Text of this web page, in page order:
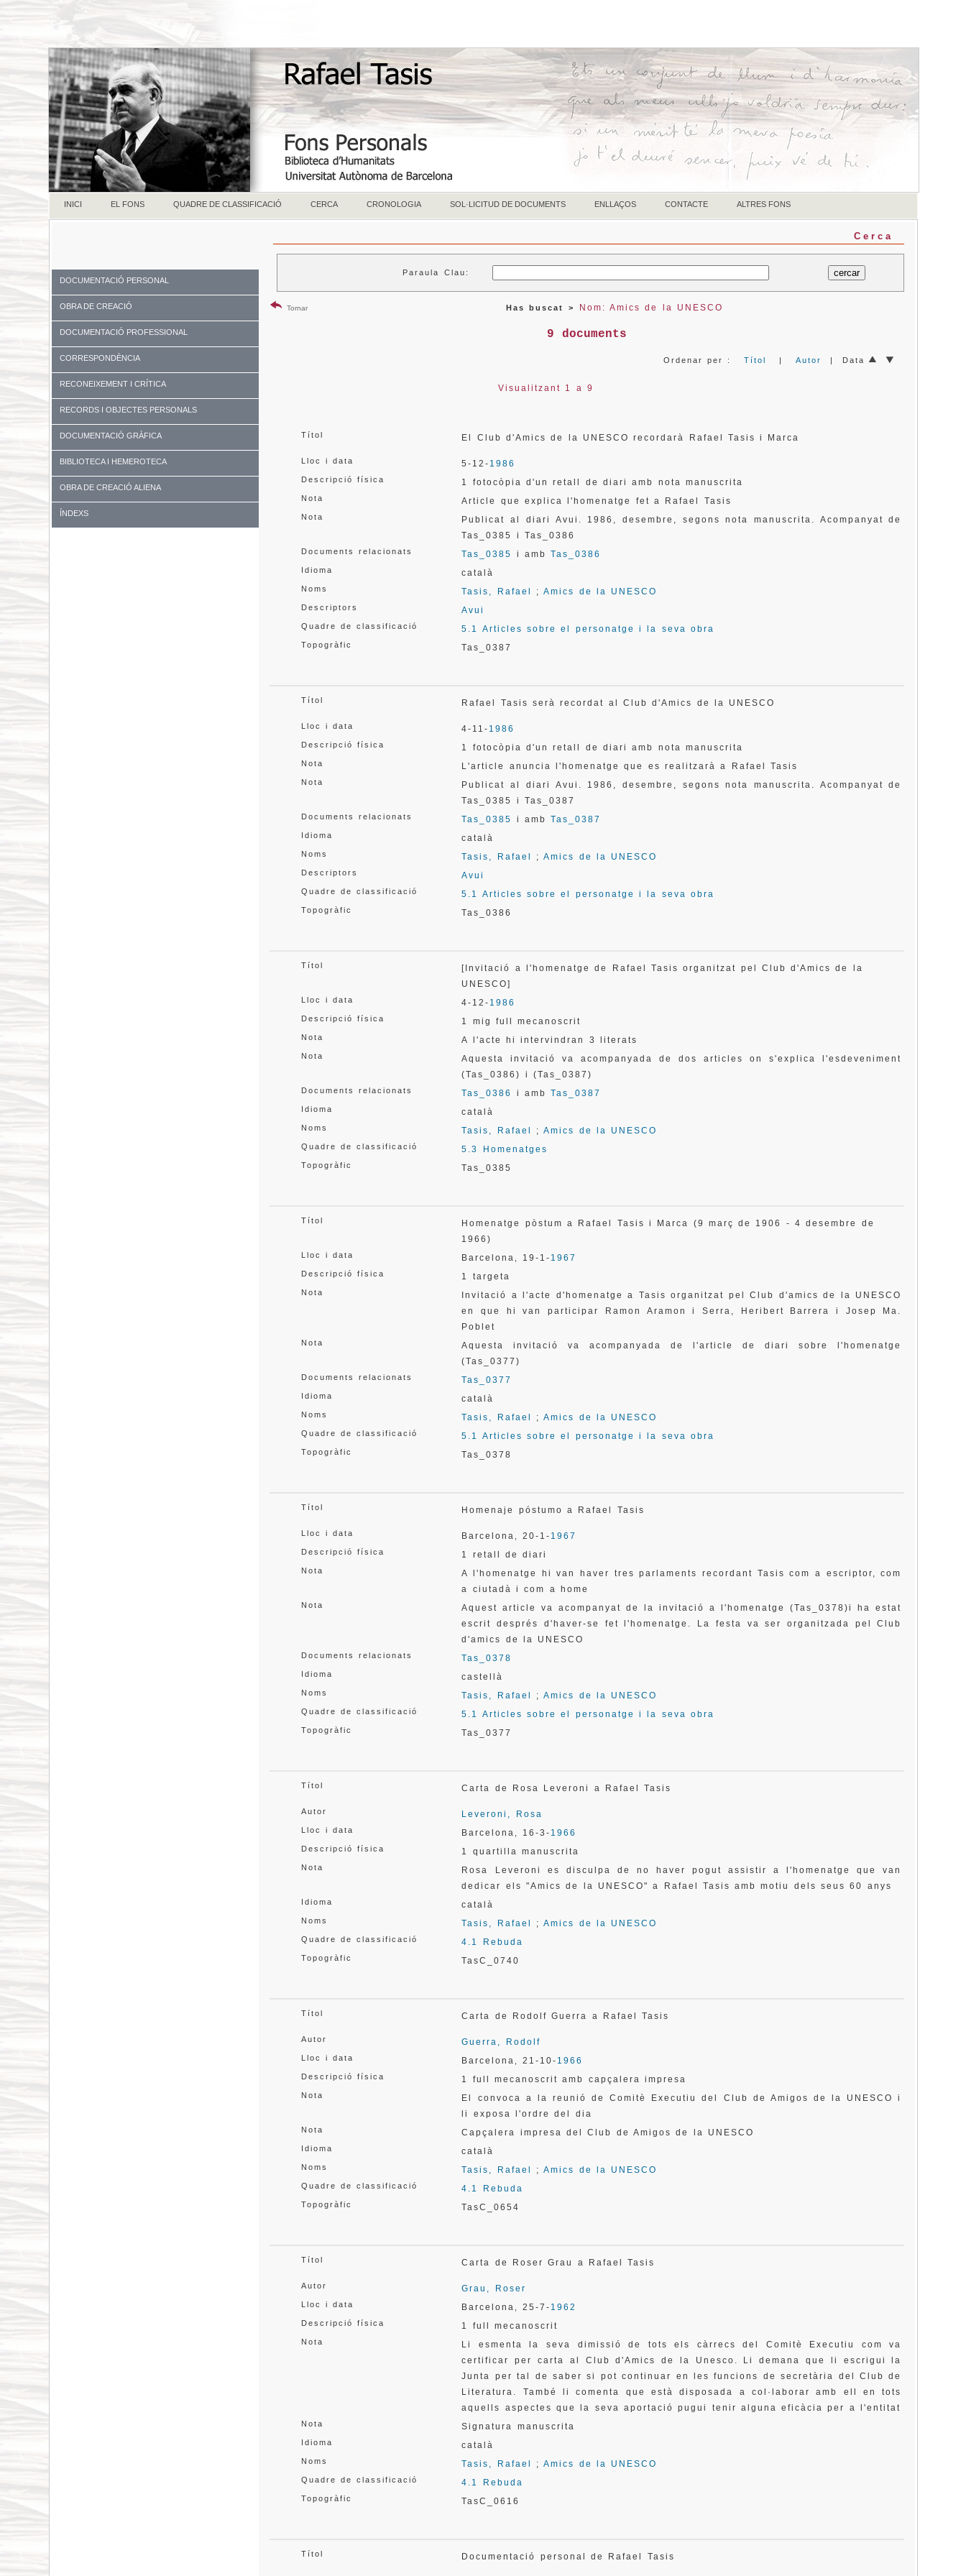
INICI EL FONS QUADRE DE CLASSIFICACIÓ CERCA CRONOLOGIA SOL·LICITUD DE DOCUMENTS ENLLAÇOS CONTACTE ALTRES FONS
DOCUMENTACIÓ PERSONAL
OBRA DE CREACIÓ
DOCUMENTACIÓ PROFESSIONAL
CORRESPONDÈNCIA
RECONEIXEMENT I CRÍTICA
RECORDS I OBJECTES PERSONALS
DOCUMENTACIÓ GRÀFICA
BIBLIOTECA I HEMEROTECA
OBRA DE CREACIÓ ALIENA
ÍNDEXS
Cerca
Paraula Clau:
Tornar Has buscat > Nom: Amics de la UNESCO
9 documents
Ordenar per :Títol |Autor | Data
Visualitzant 1 a 9
Títol El Club d'Amics de la UNESCO recordarà Rafael Tasis i Marca
Lloc i data 5-12- 1986
Descripció física 1 fotocòpia d'un retall de diari amb nota manuscrita
Nota Article que explica l'homenatge fet a Rafael Tasis
Nota
Publicat al diari Avui. 1986, desembre, segons nota manuscrita. Acompanyat de
Tas_0385 i Tas_0386
Documents relacionats Tas_0385 i ambTas_0386
Idioma català
Noms Tasis, Rafael ;Amics de la UNESCO
Descriptors Avui
Quadre de classificació 5.1 Articles sobre el personatge i la seva obra
Topogràfic Tas_0387
Títol Rafael Tasis serà recordat al Club d'Amics de la UNESCO
Lloc i data 4-11- 1986
Descripció física 1 fotocòpia d'un retall de diari amb nota manuscrita
Nota L'article anuncia l'homenatge que es realitzarà a Rafael Tasis
Nota
Publicat al diari Avui. 1986, desembre, segons nota manuscrita. Acompanyat de
Tas_0385 i Tas_0387
Documents relacionats Tas_0385 i ambTas_0387
Idioma català
Noms Tasis, Rafael ;Amics de la UNESCO
Descriptors Avui
Quadre de classificació 5.1 Articles sobre el personatge i la seva obra
Topogràfic Tas_0386
Títol
[Invitació a l'homenatge de Rafael Tasis organitzat pel Club d'Amics de la
UNESCO]
Lloc i data 4-12- 1986
Descripció física 1 mig full mecanoscrit
Nota A l'acte hi intervindran 3 literats
Nota
Aquesta invitació va acompanyada de dos articles on s'explica l'esdeveniment
(Tas_0386) i (Tas_0387)
Documents relacionats Tas_0386 i ambTas_0387
Idioma català
Noms Tasis, Rafael ;Amics de la UNESCO
Quadre de classificació 5.3 Homenatges
Topogràfic Tas_0385
Títol
Homenatge pòstum a Rafael Tasis i Marca (9 març de 1906 - 4 desembre de
1966)
Lloc i data Barcelona 19-1- 1967
Descripció física 1 targeta
Nota
Invitació a l'acte d'homenatge a Tasis organitzat pel Club d'amics de la UNESCO
en que hi van participar Ramon Aramon i Serra, Heribert Barrera i Josep Ma.
Poblet
Nota
Aquesta invitació va acompanyada de l'article de diari sobre l'homenatge
(Tas_0377)
Documents relacionats Tas_0377
Idioma català
Noms Tasis, Rafael ;Amics de la UNESCO
Quadre de classificació 5.1 Articles sobre el personatge i la seva obra
Topogràfic Tas_0378
Títol Homenaje póstumo a Rafael Tasis
Lloc i data Barcelona ,20-1- 1967
Descripció física 1 retall de diari
Nota
A l'homenatge hi van haver tres parlaments recordant Tasis com a escriptor, com
a ciutadà i com a home
Nota
Aquest article va acompanyat de la invitació a l'homenatge (Tas_0378)i ha estat
escrit després d'haver-se fet l'homenatge. La festa va ser organitzada pel Club
d'amics de la UNESCO
Documents relacionats Tas_0378
Idioma castellà
Noms Tasis, Rafael ;Amics de la UNESCO
Quadre de classificació 5.1 Articles sobre el personatge i la seva obra
Topogràfic Tas_0377
Títol Carta de Rosa Leveroni a Rafael Tasis
Autor Leveroni, Rosa
Lloc i data Barcelona 16-3- 1966
Descripció física 1 quartilla manuscrita
Nota
Rosa Leveroni es disculpa de no haver pogut assistir a l'homenatge que van
dedicar els "Amics de la UNESCO" a Rafael Tasis amb motiu dels seus 60 anys
Idioma català
Noms Tasis, Rafael ;Amics de la UNESCO
Quadre de classificació 4.1 Rebuda
Topogràfic TasC_0740
Títol Carta de Rodolf Guerra a Rafael Tasis
Autor Guerra, Rodolf
Lloc i data Barcelona ,21-10- 1966
Descripció física 1 full mecanoscrit amb capçalera impresa
Nota
El convoca a la reunió de Comitè Executiu del Club de Amigos de la UNESCO i
li exposa l'ordre del dia
Nota Capçalera impresa del Club de Amigos de la UNESCO
Idioma català
Noms Tasis, Rafael ;Amics de la UNESCO
Quadre de classificació 4.1 Rebuda
Topogràfic TasC_0654
Títol Carta de Roser Grau a Rafael Tasis
Autor Grau, Roser
Lloc i data Barcelona ,25-7- 1962
Descripció física 1 full mecanoscrit
Nota
Li esmenta la seva dimissió de tots els càrrecs del Comitè Executiu com va
certificar per carta al Club d'Amics de la Unesco. Li demana que li escrigui la
Junta per tal de saber si pot continuar en les funcions de secretària del Club de
Literatura. També li comenta que està disposada a col·laborar amb ell en tots
aquells aspectes que la seva aportació pugui tenir alguna eficàcia per a l'entitat
Nota Signatura manuscrita
Idioma català
Noms Tasis, Rafael ;Amics de la UNESCO
Quadre de classificació 4.1 Rebuda
Topogràfic TasC_0616
Títol Documentació personal de Rafael Tasis